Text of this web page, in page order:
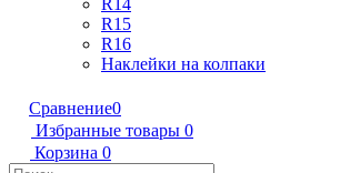
R14
R15
R16
Наклейки на колпаки
Сравнение0
Избранные товары 0
Корзина 0